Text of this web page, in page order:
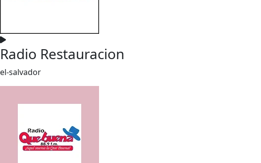
Radio Restauracion
el-salvador